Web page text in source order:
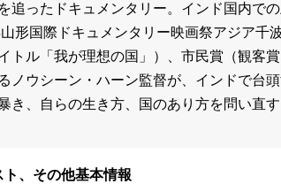
追ったドキュメンタリー。インド国内で
形国際ドキュメンタリー映画祭アジア千
トル「我が理想の国」）、市民賞（観客
ノウシーン・ハーン監督が、インドで台
き、自らの生き方、国のあり方を問い直す
、その他基本情報